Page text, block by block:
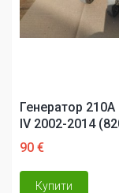
Генератор
IV 2002-2014
90 €
Купити